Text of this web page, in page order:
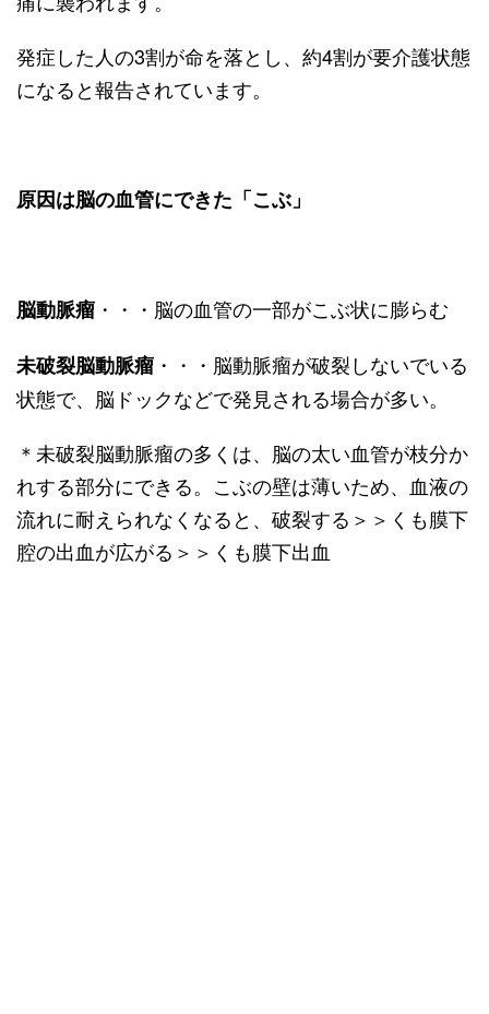
発症した人の3割が命を落とし、約4割が要介護状態
になると報告されています。
原因は脳の血管にできた「こぶ」
脳動脈瘤 ・・・脳の血管の一部がこぶ状に膨らむ
未破裂脳動脈瘤 ・・・脳動脈瘤が破裂しないでいる
状態で、脳ドックなどで発見される場合が多い。
＊未破裂脳動脈瘤の多くは、脳の太い血管が枝分か
れする部分にできる。こぶの壁は薄いため、血液の
流れに耐えられなくなると、破裂する＞＞くも膜下
腔の出血が広がる＞＞くも膜下出血